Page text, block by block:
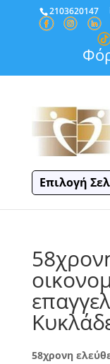
2103620147
Επιλογή
58χρονη